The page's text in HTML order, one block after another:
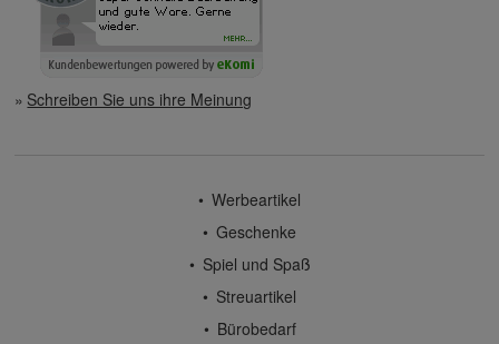
Schreiben Sie uns ihre Meinung
Werbeartikel
Geschenke
Spiel und Spaß
Streuartikel
Bürobedarf